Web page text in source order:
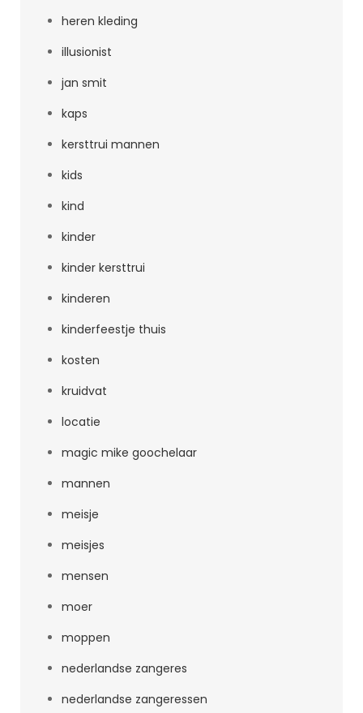
heren kleding
illusionist
jan smit
kaps
kersttrui mannen
kids
kind
kinder
kinder kersttrui
kinderen
kinderfeestje thuis
kosten
kruidvat
locatie
magic mike goochelaar
mannen
meisje
meisjes
mensen
moer
moppen
nederlandse zangeres
nederlandse zangeressen